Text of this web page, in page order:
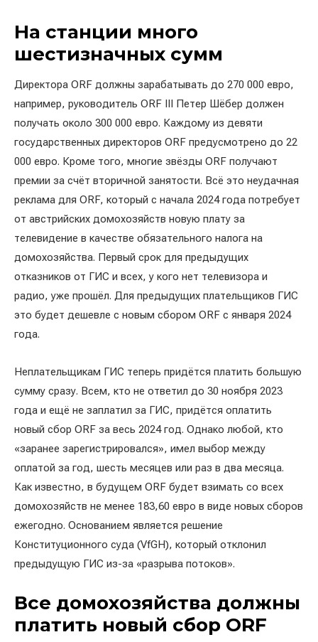
На станции много
шестизначных сумм
Директора ORF должны зарабатывать до 270 000 евро,
например, руководитель ORF III Петер Шёбер должен
получать около 300 000 евро. Каждому из девяти
государственных директоров ORF предусмотрено до 22
000 евро. Кроме того, многие звёзды ORF получают
премии за счёт вторичной занятости. Всё это неудачная
реклама для ORF, который с начала 2024 года потребует
от австрийских домохозяйств новую плату за
телевидение в качестве обязательного налога на
домохозяйства. Первый срок для предыдущих
отказников от ГИС и всех, у кого нет телевизора и
радио, уже прошёл. Для предыдущих плательщиков ГИС
это будет дешевле с новым сбором ORF с января 2024
года.
Неплательщикам ГИС теперь придётся платить большую
сумму сразу. Всем, кто не ответил до 30 ноября 2023
года и ещё не заплатил за ГИС, придётся оплатить
новый сбор ORF за весь 2024 год. Однако любой, кто
«заранее зарегистрировался», имел выбор между
оплатой за год, шесть месяцев или раз в два месяца.
Как известно, в будущем ORF будет взимать со всех
домохозяйств не менее 183,60 евро в виде новых сборов
ежегодно. Основанием является решение
Конституционного суда (VfGH), который отклонил
предыдущую ГИС из-за «разрыва потоков».
Все домохозяйства должны
платить новый сбор ORF